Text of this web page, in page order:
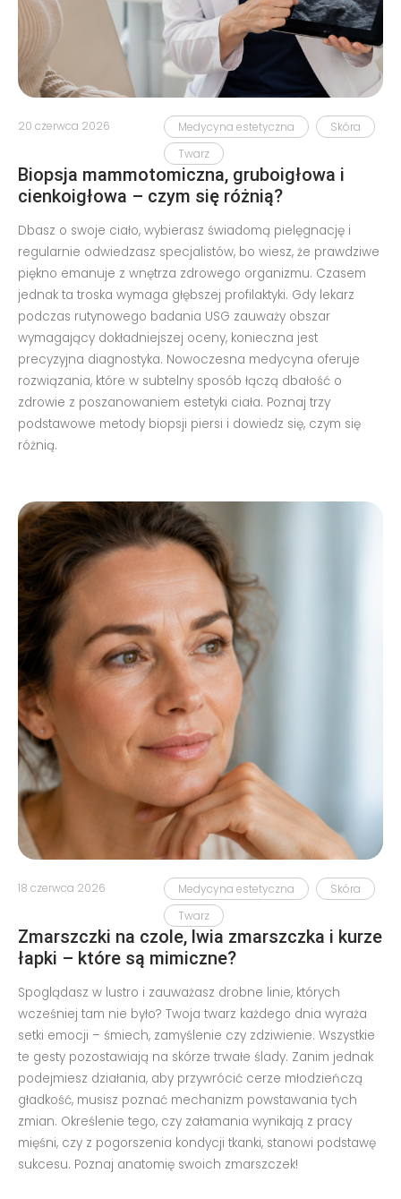
Medycyna estetyczna
Skóra
Twarz
20 czerwca 2026
Biopsja mammotomiczna, gruboigłowa i
cienkoigłowa – czym się różnią?
Dbasz o swoje ciało, wybierasz świadomą pielęgnację i
regularnie odwiedzasz specjalistów, bo wiesz, że prawdziwe
piękno emanuje z wnętrza zdrowego organizmu. Czasem
jednak ta troska wymaga głębszej profilaktyki. Gdy lekarz
podczas rutynowego badania USG zauważy obszar
wymagający dokładniejszej oceny, konieczna jest
precyzyjna diagnostyka. Nowoczesna medycyna oferuje
rozwiązania, które w subtelny sposób łączą dbałość o
zdrowie z poszanowaniem estetyki ciała. Poznaj trzy
podstawowe metody biopsji piersi i dowiedz się, czym się
różnią.
Medycyna estetyczna
Skóra
Twarz
18 czerwca 2026
Zmarszczki na czole, lwia zmarszczka i kurze
łapki – które są mimiczne?
Spoglądasz w lustro i zauważasz drobne linie, których
wcześniej tam nie było? Twoja twarz każdego dnia wyraża
setki emocji – śmiech, zamyślenie czy zdziwienie. Wszystkie
te gesty pozostawiają na skórze trwałe ślady. Zanim jednak
podejmiesz działania, aby przywrócić cerze młodzieńczą
gładkość, musisz poznać mechanizm powstawania tych
zmian. Określenie tego, czy załamania wynikają z pracy
mięśni, czy z pogorszenia kondycji tkanki, stanowi podstawę
sukcesu. Poznaj anatomię swoich zmarszczek!